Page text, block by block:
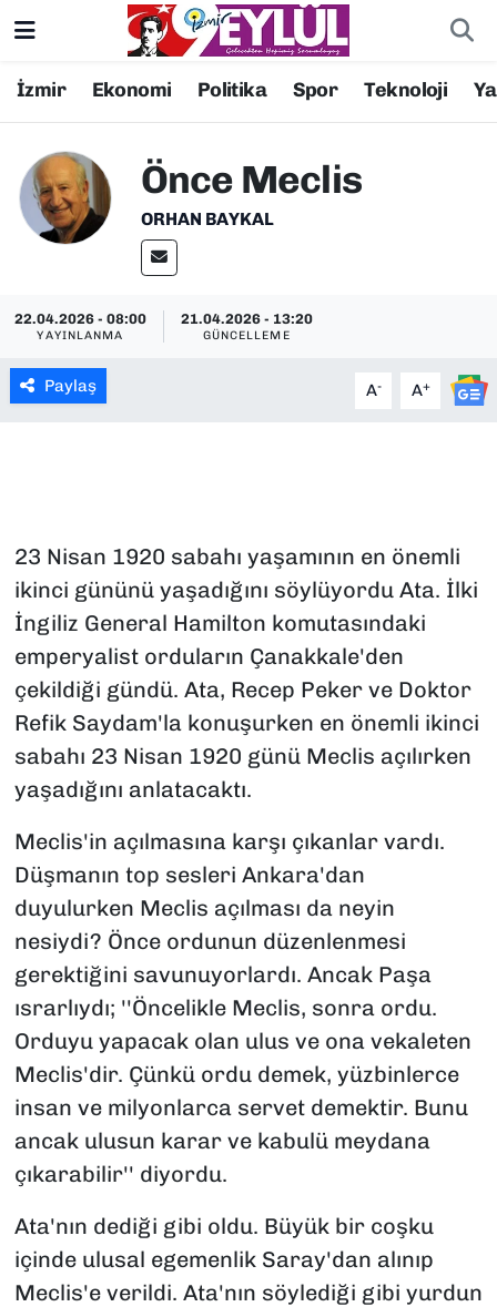
İzmir Ekonomi Politika Spor Teknoloji
Önce Meclis
ORHAN BAYKAL
22.04.2026 - 08:00
YAYINLANMA
21.04.2026 - 13:20
GÜNCELLEME
Paylaş A- A+
23 Nisan 1920 sabahı yaşamının en önemli
ikinci gününü yaşadığını söylüyordu Ata. İlki
İngiliz General Hamilton komutasındaki
emperyalist orduların Çanakkale'den
çekildiği gündü. Ata, Recep Peker ve Doktor
Refik Saydam'la konuşurken en önemli ikinci
sabahı 23 Nisan 1920 günü Meclis açılırken
yaşadığını anlatacaktı.
Meclis'in açılmasına karşı çıkanlar vardı.
Düşmanın top sesleri Ankara'dan
duyulurken Meclis açılması da neyin
nesiydi? Önce ordunun düzenlenmesi
gerektiğini savunuyorlardı. Ancak Paşa
ısrarlıydı; ''Öncelikle Meclis, sonra ordu.
Orduyu yapacak olan ulus ve ona vekaleten
Meclis'dir. Çünkü ordu demek, yüzbinlerce
insan ve milyonlarca servet demektir. Bunu
ancak ulusun karar ve kabulü meydana
çıkarabilir'' diyordu.
Ata'nın dediği gibi oldu. Büyük bir coşku
içinde ulusal egemenlik Saray'dan alınıp
Meclis'e verildi. Ata'nın söylediği gibi yurdun
Resmi İlanlar
DÜNYA
EKONOMİ
KÜLTÜR SANAT
SPOR
TEKNOLOJİ
YAŞAM
YEREL YÖNETİMLER
Konak Nöbetçi Eczaneler
Konak Trafik Yoğunluk Haritası
Süper Lig Puan Durumu ve Fikstür
Tüm Manşetler
Son Dakika Haberleri